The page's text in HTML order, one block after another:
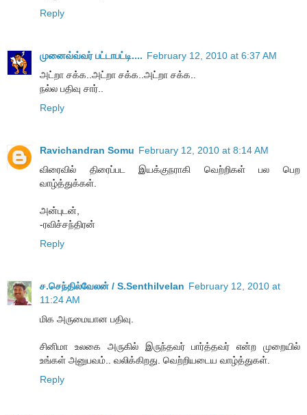
Reply
முனைவ்வ்வர் பட்டாபட்டி.... February 12, 2010 at 6:37 AM
அட்றா சக்க..அட்றா சக்க..அட்றா சக்க..
நல்ல பதிவு சார்..
Reply
Ravichandran Somu February 12, 2010 at 8:14 AM
விரைவில் திரைப்பட இயக்குநராகி வெற்றிகள் பல பெற
வாழ்த்துக்கள்.
அன்புடன்,
-ரவிச்சந்திரன்
Reply
ச.செந்தில்வேலன் / S.Senthilvelan February 12, 2010 at
11:24 AM
மிக அருமையான பதிவு.
சினிமா உலகை அருகில் இருந்தவர் பார்த்தவர் என்ற முறையில்
உங்கள் அனுபவம்.. வலிக்கிறது. வெற்றியடைய வாழ்த்துகள்.
Reply